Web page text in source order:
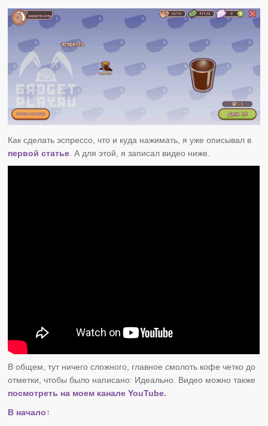
Как сделать эспрессо, что и куда нажимать, я уже описывал в
первой статье . А для этой, я записал видео ниже.
В общем, тут ничего сложного, главное смолоть кофе четко до
отметки, чтобы было написано: Идеально. Видео можно также
посмотреть на моем канале YouTube.
В начало↑